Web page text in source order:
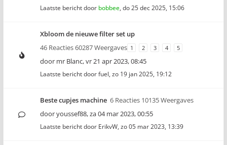
Laatste bericht door bobbee, do 25 dec 2025, 15:06
Xbloom de nieuwe filter set up
46 Reacties 60287 Weergaves 1 2 3 4 5
door mr Blanc,vr 21 apr 2023, 08:45
Laatste bericht doorfuel, zo 19 jan 2025, 19:12
Beste cupjes machine 6 Reacties 10135 Weergaves
dooryoussef88,za 04 mar 2023, 00:55
Laatste bericht door ErikvW, zo 05 mar 2023, 13:39